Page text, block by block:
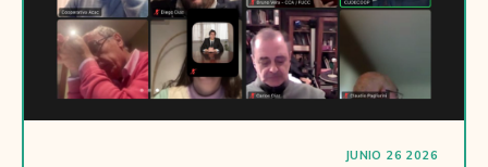
JUNIO 26 2026